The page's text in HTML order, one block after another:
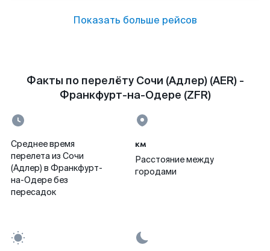
Показать больше рейсов
Факты по перелёту Сочи (Адлер) (AER) -
Франкфурт-на-Одере (ZFR)
Среднее время
перелета из Сочи
(Адлер) в Франкфурт-
на-Одере без
пересадок
км
Расстояние между
городами